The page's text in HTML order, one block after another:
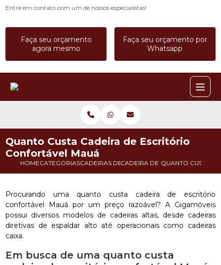
Entre em contato com um de nossos especialistas!
Faça seu orçamento
agora mesmo
Faça seu orçamento por
Whatsapp
HOMECATEGORIASCADEIRAS DE ESCRITORIOCADEIRA DE ESCRITORIO ALTA
QUANTO CUSTA
Quanto Custa Cadeira de Escritório
Confortável Mauá
Procurando uma quanto custa cadeira de escritório
confortável Mauá por um preço razoável? A Gigamóveis
possui diversos modelos de cadeiras altas, desde cadeiras
diretivas de espaldar alto até operacionais como cadeiras
caixa.
Em busca de uma quanto custa